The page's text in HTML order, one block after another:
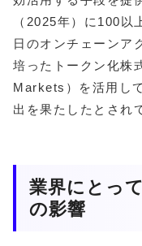
（2025年）に100
日のオンチェーンア
培ったトークン化株
Markets）を活用し
出を果たしたとされ
業界にとっ
の影響